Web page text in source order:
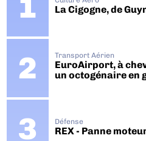
La Cigogne, de
Transport Aérien
EuroAirport, à
un octogénaire en
Défense
REX - Panne